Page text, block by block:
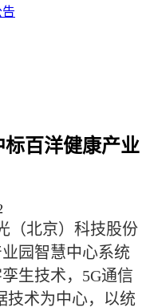
百洋健康产业
（北京）科技股份
园智慧中心系统
生技术，5G通信
技术为中心，以统